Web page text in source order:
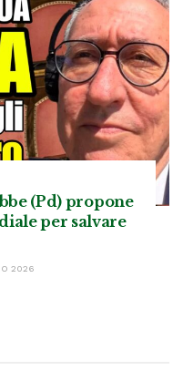
(Pd) propone
per salvare
2026